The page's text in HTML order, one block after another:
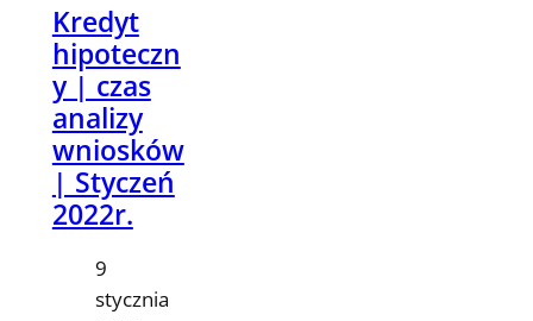
Kredyt
hipoteczn
y | czas
analizy
wniosków
| Styczeń
2022r.
9
stycznia